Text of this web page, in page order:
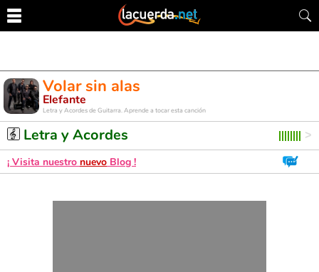
Volar sin alas
Elefante
Letra y Acordes de Guitarra. Aprende a tocar esta canción
Letra y Acordes
¡ Visita nuestro nuevo Blog !